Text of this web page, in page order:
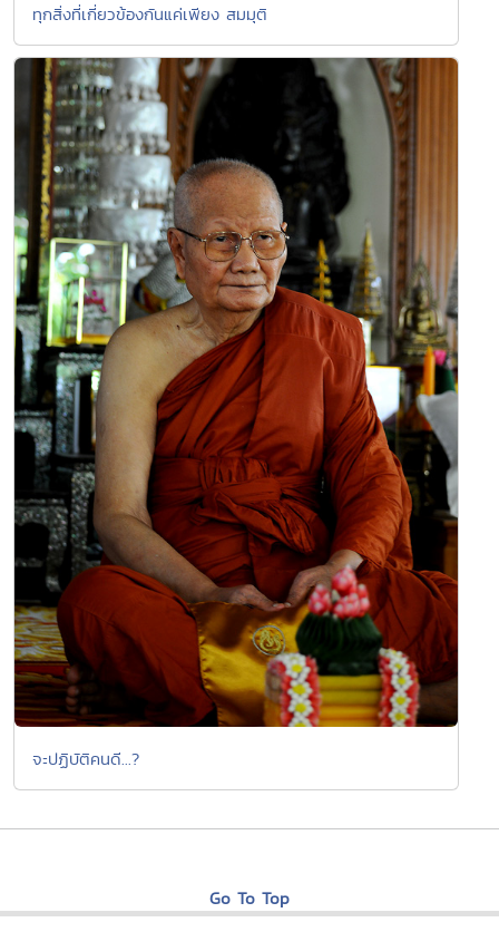
ทุกสิ่งที่เกี่ยวข้องกันแค่เพียง สมมุติ
จะปฏิบัติคนดี...?
Go To Top